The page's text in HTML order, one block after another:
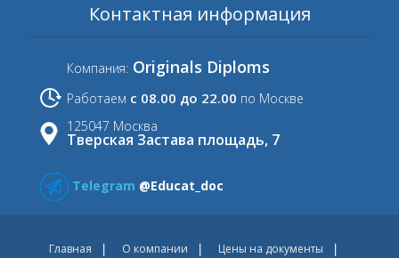
Контактная информация
Компания: Originals Diploms
Работаем с 08.00 до 22.00 по Москве
125047 Москва
Тверская Застава площадь, 7
Telegram @Educat_doc
Главная О компании
Цены на документы